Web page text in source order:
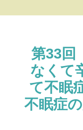
第33回
なくて
て不眠
不眠症